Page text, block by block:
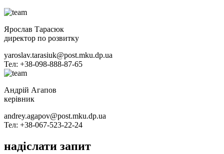
Ярослав Тарасюк
директор по розвитку
yaroslav.tarasiuk@post.mku.dp.ua
Тел: +38-098-888-87-65
Андрій Агапов
керівник
andrey.agapov@post.mku.dp.ua
Тел: +38-067-523-22-24
надіслати запит